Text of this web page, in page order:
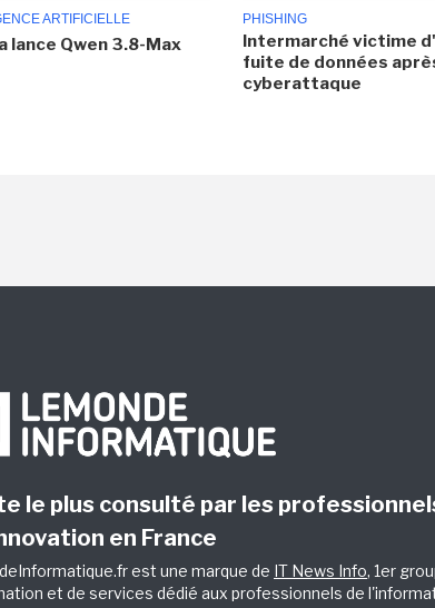
ARTIFICIELLE
lance Qwen 3.8-Max
PHISHING
Intermarché victime
fuite de données
cyberattaque
le plus consulté par les
en France
est une marque de IT News Info, 1er
et de services dédié aux professionnels de